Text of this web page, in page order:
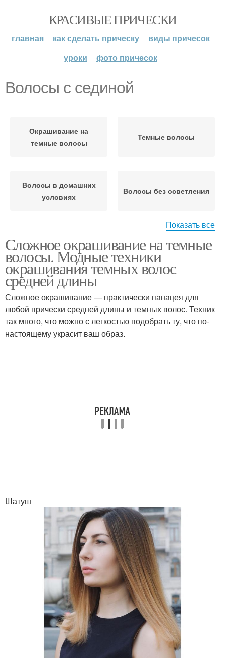
КРАСИВЫЕ ПРИЧЕСКИ
главная как сделать прическу
виды причесок
уроки
фото причесок
Волосы с сединой
Окрашивание на
темные волосы
Темные волосы
Волосы в домашних
условиях
Волосы без осветления
Волосы для брюнеток
Показать все
Сложное окрашивание на темные
волосы. Модные техники
окрашивания темных волос
средней длины
Сложное окрашивание — практически панацея для
любой прически средней длины и темных волос. Техник
так много, что можно с легкостью подобрать ту, что по-
настоящему украсит ваш образ.
Шатуш